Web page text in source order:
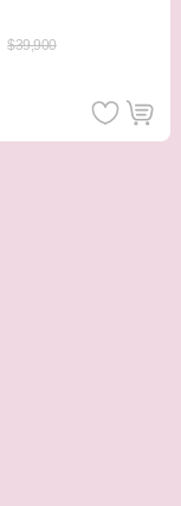
$39,900